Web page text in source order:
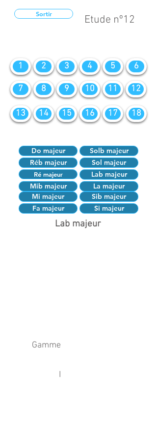
Sortir Etude nº12
1 2 3 4 5 6
7 8 9 10 11 12
13 14 15 16 17 18
Do majeur
Solb majeur
Réb majeur
Sol majeur
Ré majeur
Lab majeur
Mib majeur
Mi majeur
La majeur
Sib majeur
Fa majeur
Si majeur
Lab majeur
Gamme
I